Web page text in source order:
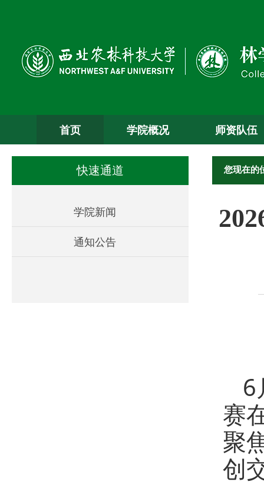
首页 学院概况 师资队伍
快速通道
学院新闻
通知公告
您现在的
6
赛
聚
创